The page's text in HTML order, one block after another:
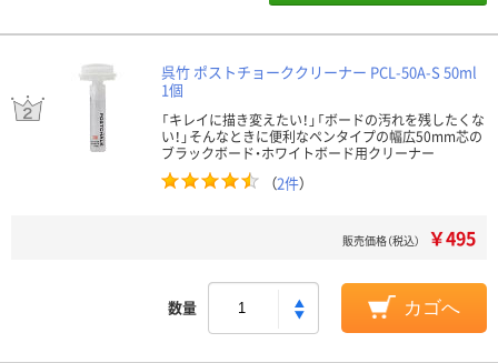
呉竹 ポストチョーククリーナー PCL-50A-S 50ml
1個
「キレイに描き変えたい！」「ボードの汚れを残したくな
い！」そんなときに便利なペンタイプの幅広50mm芯の
ブラックボード・ホワイトボード用クリーナー
（2件）
販売価格（税込） ￥495
数量 カゴへ